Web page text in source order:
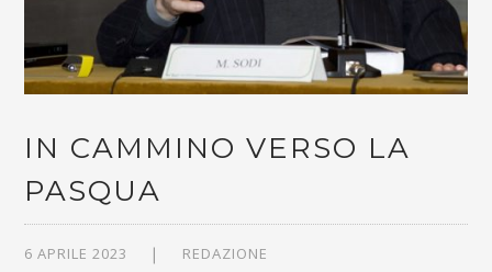
IN CAMMINO VERSO LA
PASQUA
6 APRILE 2023 REDAZIONE